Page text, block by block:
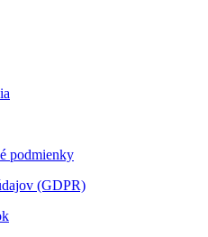
podmienky
(GDPR)